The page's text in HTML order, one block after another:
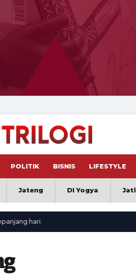
POLITIK BISNIS LIFESTYLE
Jateng DI Yogya
hari.